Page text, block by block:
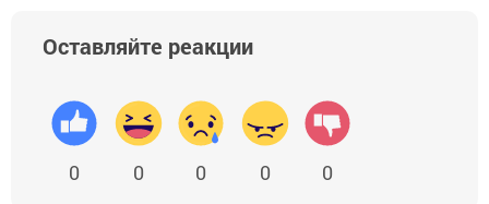
Оставляйте реакции
0 0 0 0 0